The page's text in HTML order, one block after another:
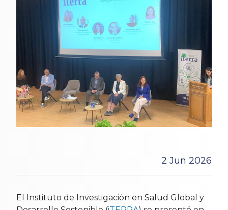
2 Jun 2026
El Instituto de Investigación en Salud Global y